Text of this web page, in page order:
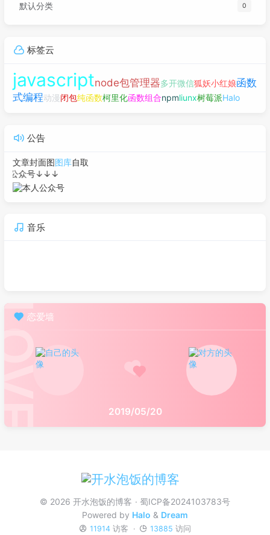
默认分类 0
标签云
javascriptnode包管理器多开微信狐妖小红娘函数
式编程动漫闭包纯函数柯里化函数组合npmliunx树莓派Halo
公告
文章封面图图库自取
众号↓↓↓
音乐
恋爱墙
2019/05/20
© 2026 开水泡饭的博客
蜀ICP备2024103783号
Powered by Halo & Dream
11914 访客 13885 访问